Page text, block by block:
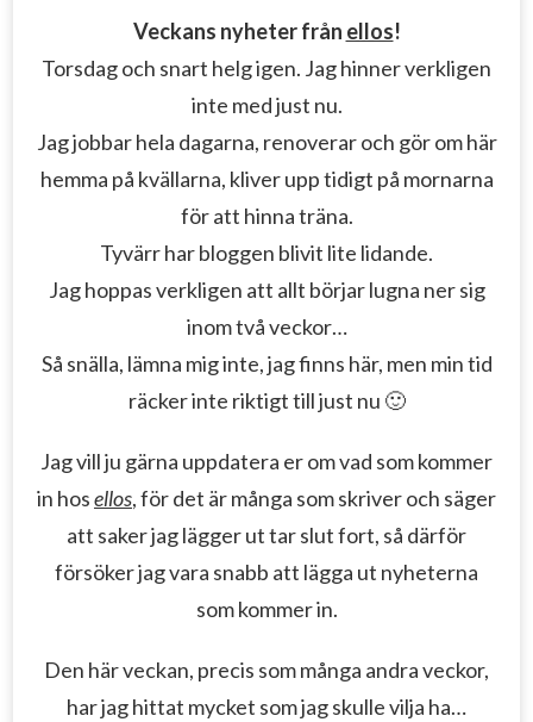
Veckans nyheter från ellos!
Torsdag och snart helg igen. Jag hinner verkligen
inte med just nu.
Jag jobbar hela dagarna, renoverar och gör om här
hemma på kvällarna, kliver upp tidigt på mornarna
för att hinna träna.
Tyvärr har bloggen blivit lite lidande.
Jag hoppas verkligen att allt börjar lugna ner sig
inom två veckor…
Så snälla, lämna mig inte, jag finns här, men min tid
räcker inte riktigt till just nu 🙂
Jag vill ju gärna uppdatera er om vad som kommer
in hosellos, för det är många som skriver och säger
att saker jag lägger ut tar slut fort, så därför
försöker jag vara snabb att lägga ut nyheterna
som kommer in.
Den här veckan, precis som många andra veckor,
har jag hittat mycket som jag skulle vilja ha…